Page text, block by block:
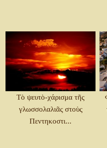
Τὸ ψευτὸ-χάρισμα τῆς
γλωσσολαλιᾶς στοὺς
Πεντηκοστι...